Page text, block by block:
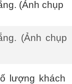
(Ảnh chụp
lượng khách